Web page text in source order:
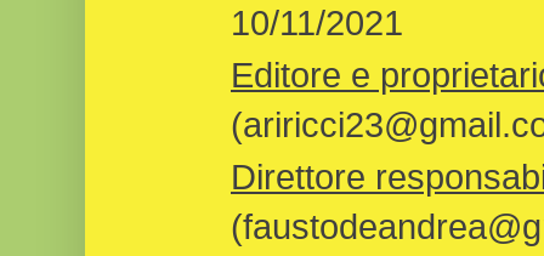
10/11/2021
Editore e
Direttore